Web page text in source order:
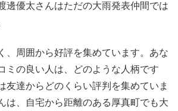
邊優太さんはただの大雨発表仲間では
、周囲から好評を集めています。あな
ミの良い人は、どのような人柄です
友達からどのくらい評判を集めていま
は、自宅から距離のある厚真町でも大